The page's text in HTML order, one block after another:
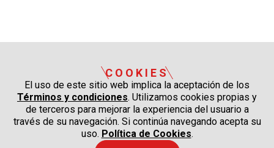
COOKIES
El uso de este sitio web implica la aceptación de los
Términos y condiciones. Utilizamos cookies propias y
de terceros para mejorar la experiencia del usuario a
través de su navegación. Si continúa navegando acepta su
uso. Política de Cookies.